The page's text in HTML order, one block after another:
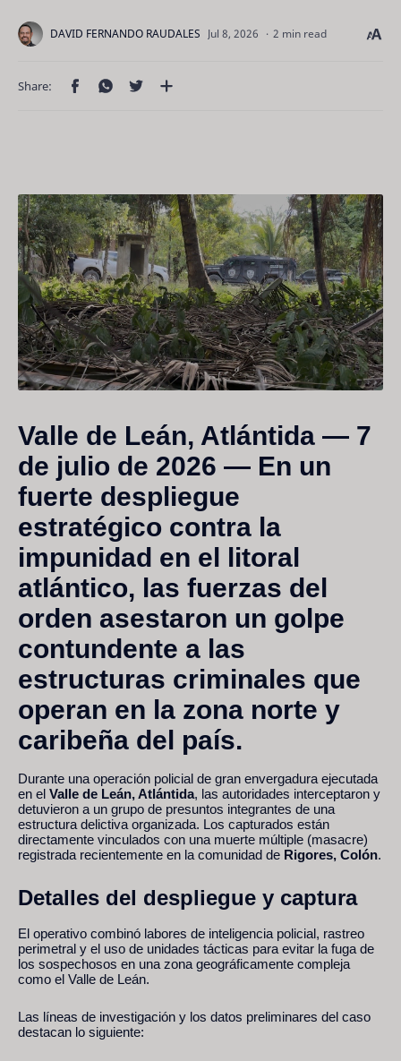
2 min read
Valle de Leán, Atlántida — 7
de julio de 2026 — En un
fuerte despliegue
estratégico contra la
impunidad en el litoral
atlántico, las fuerzas del
orden asestaron un golpe
contundente a las
estructuras criminales que
operan en la zona norte y
caribeña del país.
Durante una operación policial de gran envergadura ejecutada
en el Valle de Leán, Atlántida, las autoridades interceptaron y
detuvieron a un grupo de presuntos integrantes de una
estructura delictiva organizada. Los capturados están
directamente vinculados con una muerte múltiple (masacre)
registrada recientemente en la comunidad de Rigores, Colón.
Detalles del despliegue y captura
El operativo combinó labores de inteligencia policial, rastreo
perimetral y el uso de unidades tácticas para evitar la fuga de
los sospechosos en una zona geográficamente compleja
como el Valle de Leán.
Las líneas de investigación y los datos preliminares del caso
destacan lo siguiente: